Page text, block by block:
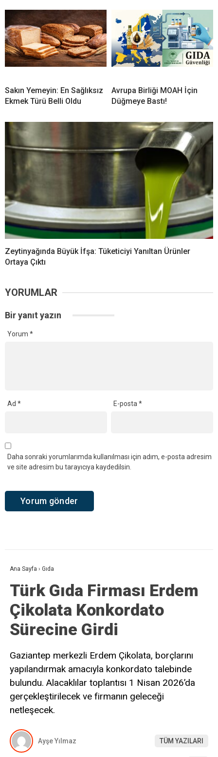
Sakın Yemeyin: En Sağlıksız
Ekmek Türü Belli Oldu
Avrupa Birliği MOAH İçin
Düğmeye Bastı!
Zeytinyağında Büyük İfşa: Tüketiciyi Yanıltan Ürünler
Ortaya Çıktı
YORUMLAR
Bir yanıt yazın
Yorum *
Ad * E-posta*
Daha sonraki yorumlarımda kullanılması için adım, e-posta adresim
ve site adresim bu tarayıcıya kaydedilsin.
Ana Sayfa › Gıda
Türk Gıda Firması Erdem
Çikolata Konkordato
Sürecine Girdi
Gaziantep merkezli Erdem Çikolata, borçlarını
yapılandırmak amacıyla konkordato talebinde
bulundu. Alacaklılar toplantısı 1 Nisan 2026’da
gerçekleştirilecek ve firmanın geleceği
netleşecek.
Ayşe Yılmaz TÜM YAZILARI